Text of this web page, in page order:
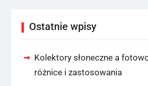
Ostatnie wpisy
Kolektory słoneczne a
różnice i zastosowania